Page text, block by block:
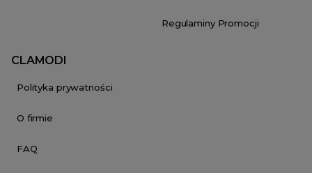
Regulaminy Promocji
CLAMODI
Polityka prywatności
O firmie
FAQ